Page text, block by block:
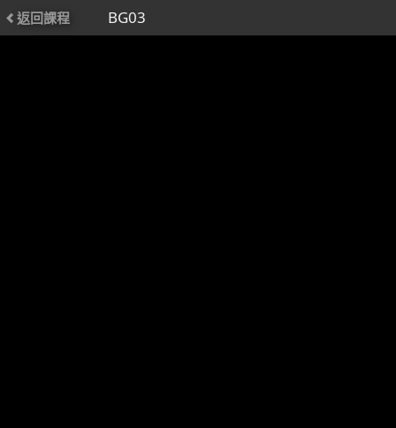
返回課程 BG03